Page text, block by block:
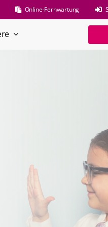
Online-Fernwartung